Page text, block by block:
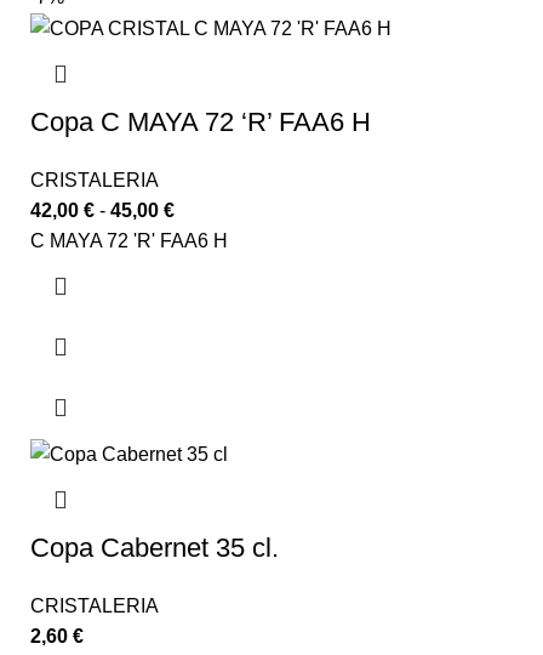
Copa C MAYA 72 ‘R’ FAA6 H
CRISTALERIA
42,00 € - 45,00 €
C MAYA 72 'R' FAA6 H
Copa Cabernet 35 cl.
CRISTALERIA
2,60 €